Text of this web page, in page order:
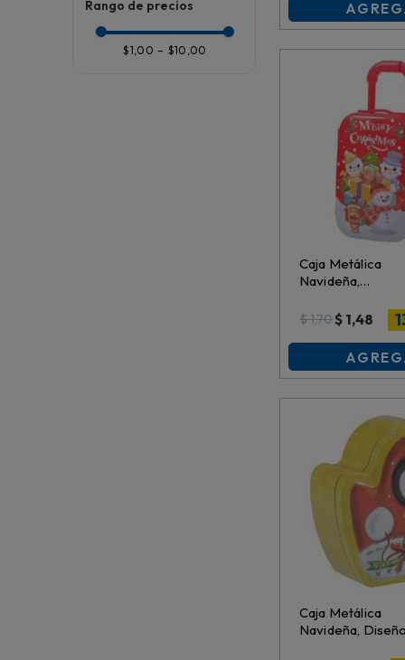
Rango de precios
$1,00 – $10,00
Caja Metálica
Navideña,
Es24079
$1,70$ 1,48
Caja Metálica
Navideña,